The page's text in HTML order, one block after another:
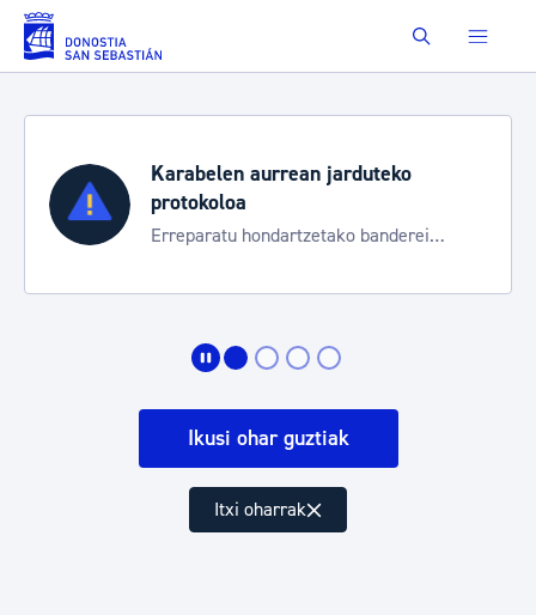
Eduki nagusira joan Buscar
Karabelen aurrean jarduteko
protokoloa
Erreparatu hondartzetako banderei
Ikusi ohar guztiak
Itxi oharrak